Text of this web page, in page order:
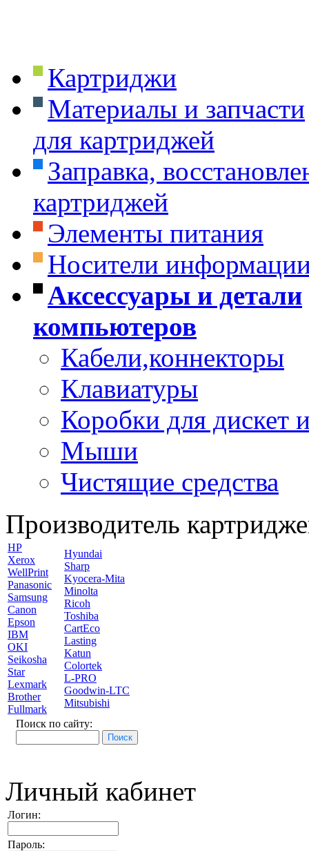
Картриджи
Материалы и запчасти
для картриджей
Заправка,
картриджей
Элементы питания
Носители
Аксессуары и детали
компьютеров
Кабели,коннекторы
Клавиатуры
Коробки для дискет
Мыши
Чистящие средства
Производитель
HP
Xerox
WellPrint
Panasonic
Samsung
Canon
Epson
IBM
OKI
Seikosha
Star
Lexmark
Brother
Fullmark
Hyundai
Sharp
Kyocera-Mita
Minolta
Ricoh
Toshiba
CartEco
Lasting
Katun
Colortek
L-PRO
Goodwin-LTC
Mitsubishi
Поиск по сайту:
Личный кабинет
Логин:
Пароль: